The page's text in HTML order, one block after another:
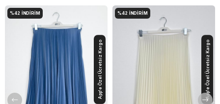
%42 İNDIRIM
App'e Özel Ücretsiz Kargo
%42 İNDIRIM
App'e Özel Ücretsiz Kargo